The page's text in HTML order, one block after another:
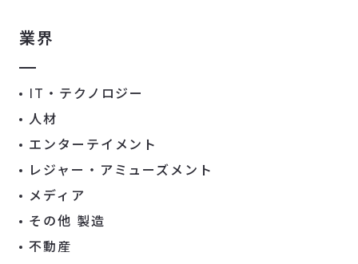
業界
IT・テクノロジー
人材
エンターテイメント
レジャー・アミューズメント
メディア
その他 製造
不動産